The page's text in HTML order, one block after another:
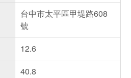
台中市太平區甲堤路608
號
12.6
40.8